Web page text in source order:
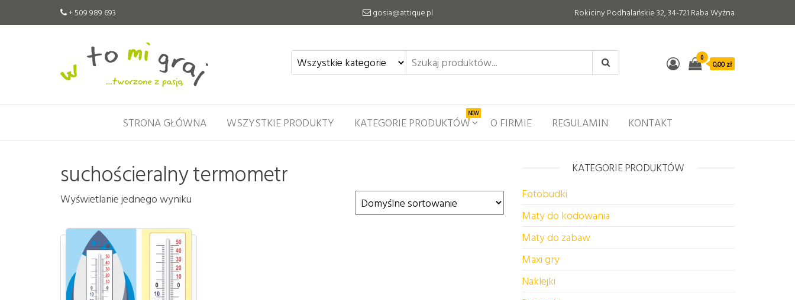
+ 509 989 693 gosia@attique.pl Rokiciny Podhalańskie 32, 34-721 Raba Wyżna
graj
0
0,00 zł
STRONA GŁÓWNA WSZYSTKIE PRODUKTY KATEGORIE PRODUKTÓW
NEW
O FIRMIE REGULAMIN KONTAKT
suchościeralny termometr
Wyświetlanie jednego wyniku
KATEGORIE PRODUKTÓW
Fotobudki
Maty do kodowania
Maty do zabaw
Maxi gry
Naklejki